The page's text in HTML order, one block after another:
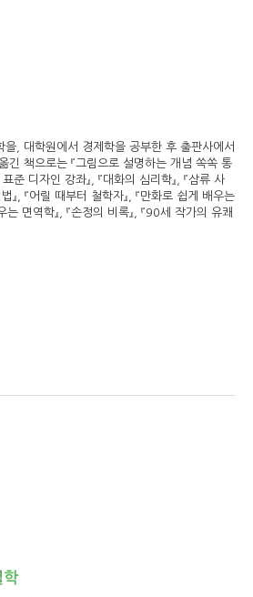
을, 대학원에서 경제학을 공부한 후 출판사에서
긴 책으로는 『그림으로 설명하는 개념 쏙쏙 통
준 디자인 강좌』, 『대화의 심리학』, 『삼류 사
, 『어릴 때부터 철학자』, 『만화로 쉽게 배우는
는 면역학』, 『손정의 비록』, 『90세 작가의 유쾌
학